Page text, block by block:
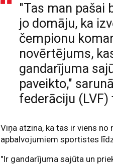
"Tas man pašai
jo domāju, ka
čempionu
novērtējums,
gandarījuma
paveikto,"
federāciju (LVF)
Viņa atzina, ka tas ir viens
apbalvojumiem sportistes
"Ir gandarījuma sajūta un